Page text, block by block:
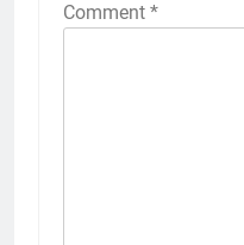
Comment *